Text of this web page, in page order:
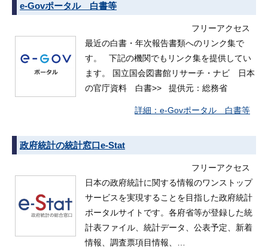
e-Govポータル 白書等
フリーアクセス
最近の白書・年次報告書類へのリンク集で
す。 下記の機関でもリンク集を提供してい
ます。 国立国会図書館リサーチ・ナビ 日本
の官庁資料 白書>> 提供元：総務省
e-Govポータル 白書等
政府統計の統計窓口e-Stat
フリーアクセス
日本の政府統計に関する情報のワンストップ
サービスを実現することを目指した政府統計
ポータルサイトです。各府省等が登録した統
計表ファイル、統計データ、公表予定、新着
情報、調査票項目情報、…